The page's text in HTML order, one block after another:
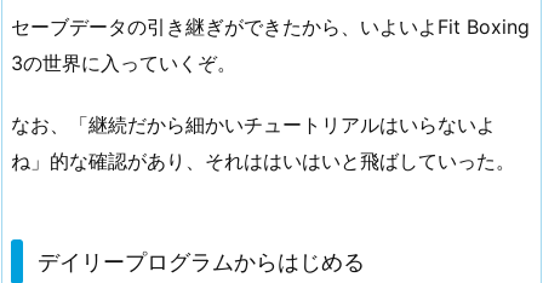
セーブデータの引き継ぎができたから、いよいよFit Boxing
3の世界に入っていくぞ。
なお、「継続だから細かいチュートリアルはいらないよ
ね」的な確認があり、それははいはいと飛ばしていった。
デイリープログラムからはじめる